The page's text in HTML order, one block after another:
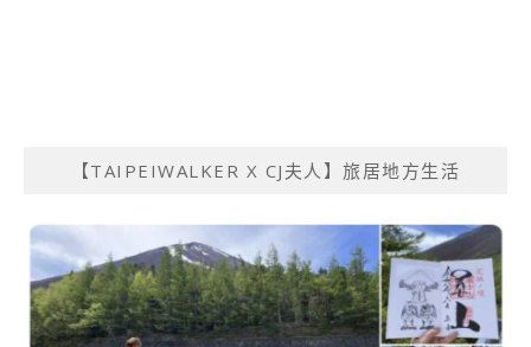
【TAIPEIWALKER X CJ夫人】旅居地方生活